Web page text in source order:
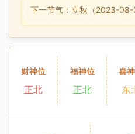
下一节气：立秋（2023-
财神位
正北
福神位
正北
喜
东